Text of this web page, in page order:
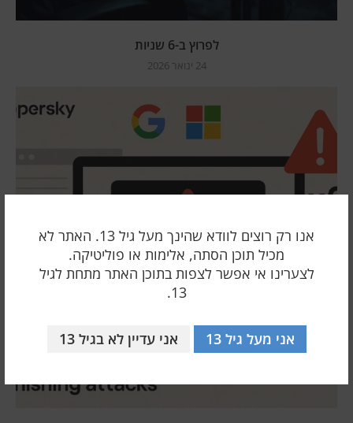
אנו רק רוצים לוודא שהינך מעל גיל 13. האתר לא
מכיל תוכן הסתה, אלימות או פוליטיקה.
לצערינו אי אפשר לצפות בתוכן האתר מתחת לגיל
13.
אני מעל גיל 13 אני עדיין לא בגיל 13
לפרוץ ב-6 שניות
24 ינואר 2026